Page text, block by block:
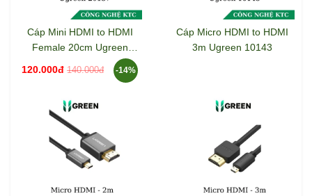
Cáp Mini HDMI to HDMI
Female 20cm Ugreen
120.000đ 140.000đ -14%
Cáp Micro HDMI to HDMI
3m Ugreen 10143